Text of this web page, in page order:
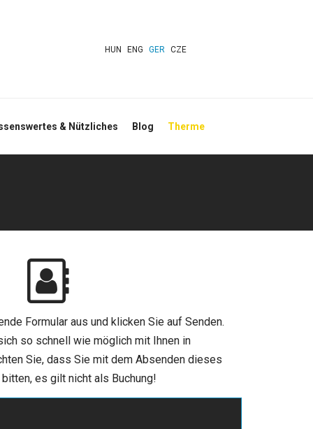
HUN ENG GER CZE
& Nützliches Blog Therme
Formular aus und klicken Sie auf Senden.
so schnell wie möglich mit Ihnen in
Sie, dass Sie mit dem Absenden dieses
es gilt nicht als Buchung!